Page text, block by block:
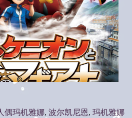
偶玛机雅娜, 波尔凯尼恩, 玛机雅娜